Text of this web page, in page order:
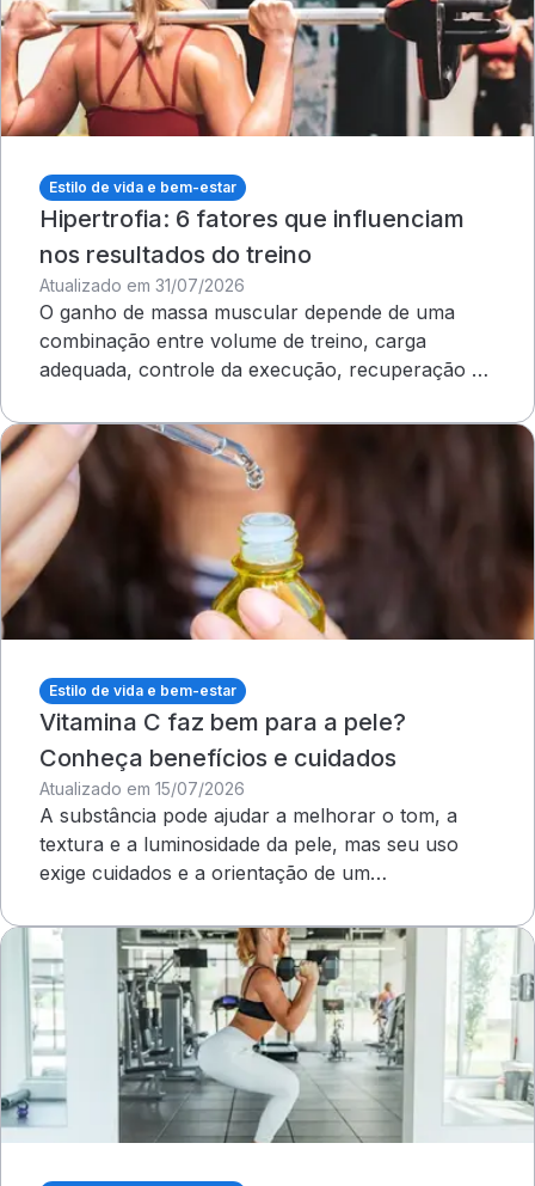
Estilo de vida e bem-estar
Hipertrofia: 6 fatores que influenciam
nos resultados do treino
Atualizado em 31/07/2026
O ganho de massa muscular depende de uma
combinação entre volume de treino, carga
adequada, controle da execução, recuperação e
Estilo de vida e bem-estar
Vitamina C faz bem para a pele?
Conheça benefícios e cuidados
Atualizado em 15/07/2026
A substância pode ajudar a melhorar o tom, a
textura e a luminosidade da pele, mas seu uso
exige cuidados e a orientação de um